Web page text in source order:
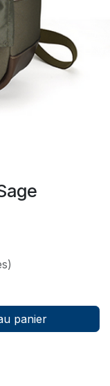
panier